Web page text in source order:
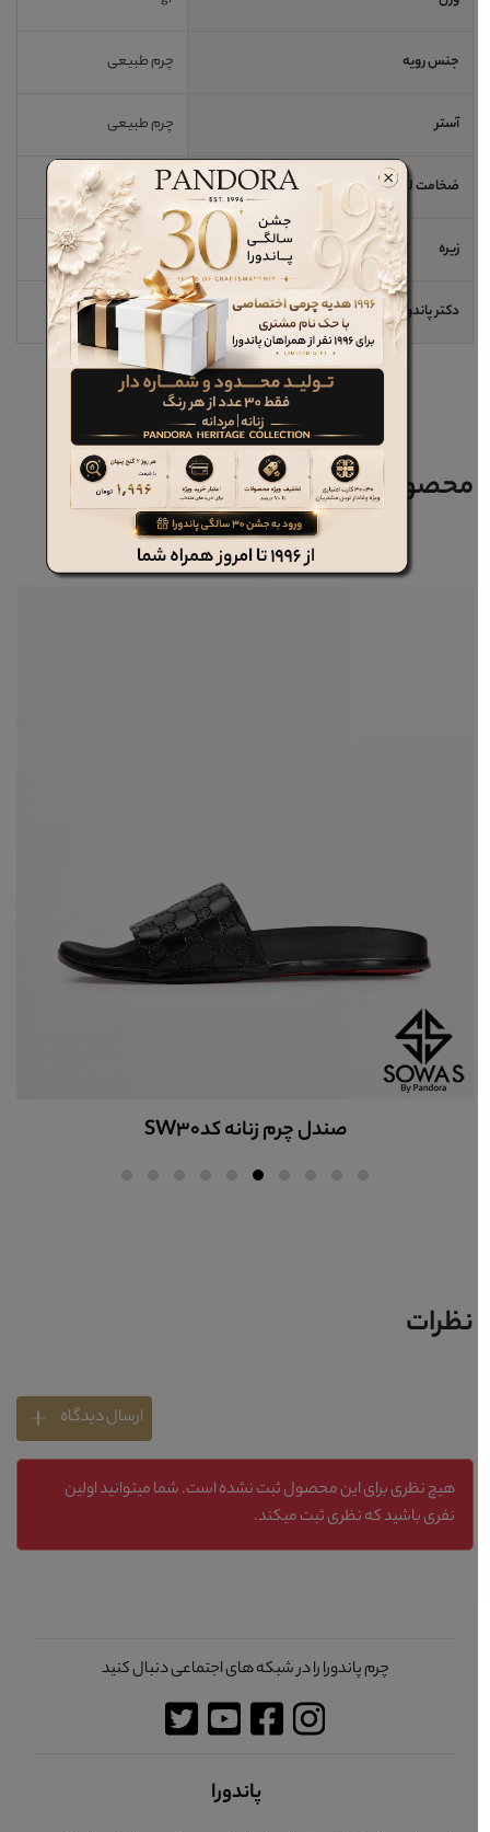
جنس رویه چرم طبیعی
آستر چرم طبیعی
ضخامت لژ / اندازه پاشنه 0 cm
زیره رابر
دکتر پاندورا خیر
محصولات مرتبط
صندل چرم زنانه کدSW30
نظرات
ارسال دیدگاه
هیچ نظری برای این محصول ثبت نشده است. شما میتوانید اولین
نفری باشید که نظری ثبت میکند.
چرم پاندورا را در شبکه های اجتماعی دنبال کنید
پاندورا